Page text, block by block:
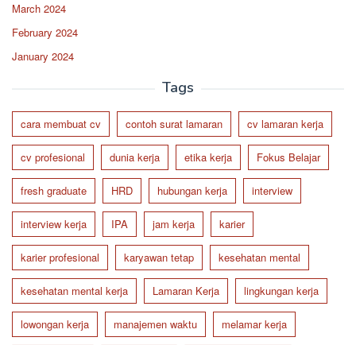
March 2024
February 2024
January 2024
Tags
cara membuat cv contoh surat lamaran cv lamaran kerja
cv profesional dunia kerja etika kerja Fokus Belajar
fresh graduate HRD hubungan kerja interview
interview kerja IPA jam kerja karier
karier profesional karyawan tetap kesehatan mental
kesehatan mental kerja Lamaran Kerja lingkungan kerja
lowongan kerja manajemen waktu melamar kerja